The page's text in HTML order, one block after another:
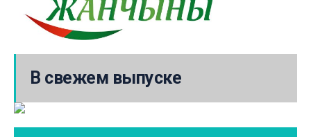
В свежем выпуске